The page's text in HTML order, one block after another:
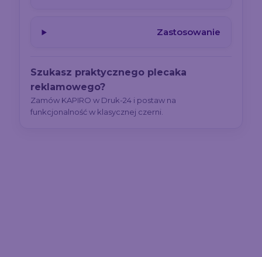
Zastosowanie
Szukasz praktycznego plecaka
reklamowego?
Zamów KAPIRO w Druk-24 i postaw na
funkcjonalność w klasycznej czerni.